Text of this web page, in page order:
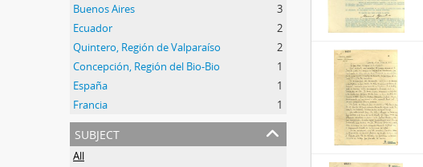
Buenos Aires
3
Ecuador
2
Quintero, Región de Valparaíso
2
Concepción, Región del Bio-Bio
1
España
1
Francia
1
subject
All